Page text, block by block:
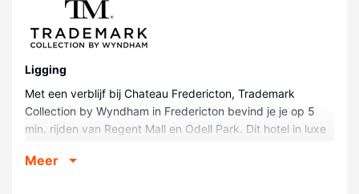
Ligging
Met een verblijf bij Chateau Fredericton, Trademark
Collection by Wyndham in Fredericton bevind je je op 5
min. rijden van Regent Mall en Odell Park. Dit hotel in luxe
van Kingswood Entertainment Centre.
Meer